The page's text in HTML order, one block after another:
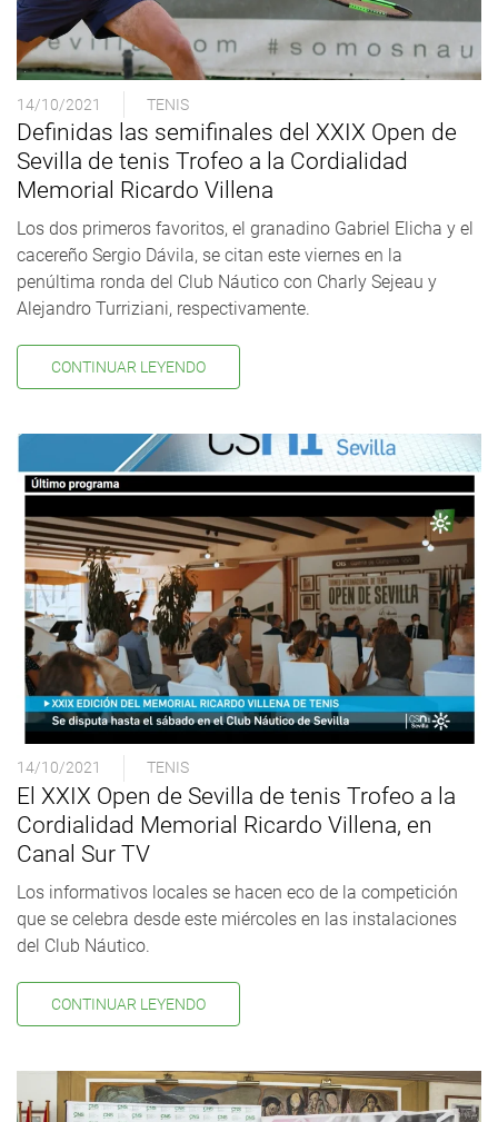
14/10/2021 TENIS
Definidas las semifinales del XXIX Open de
Sevilla de tenis Trofeo a la Cordialidad
Memorial Ricardo Villena
Los dos primeros favoritos, el granadino Gabriel Elicha y el
cacereño Sergio Dávila, se citan este viernes en la
penúltima ronda del Club Náutico con Charly Sejeau y
Alejandro Turriziani, respectivamente.
CONTINUAR LEYENDO
14/10/2021 TENIS
El XXIX Open de Sevilla de tenis Trofeo a la
Cordialidad Memorial Ricardo Villena, en
Canal Sur TV
Los informativos locales se hacen eco de la competición
que se celebra desde este miércoles en las instalaciones
del Club Náutico.
CONTINUAR LEYENDO